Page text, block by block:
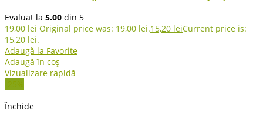
Evaluat la 5.00 din 5
19,00lei Original price was: 19,00 lei.15,20 leiCurrent price is:
15,20 lei.
Adaugă la Favorite
Adaugă în coș
Vizualizare rapidă
-25%
Închide